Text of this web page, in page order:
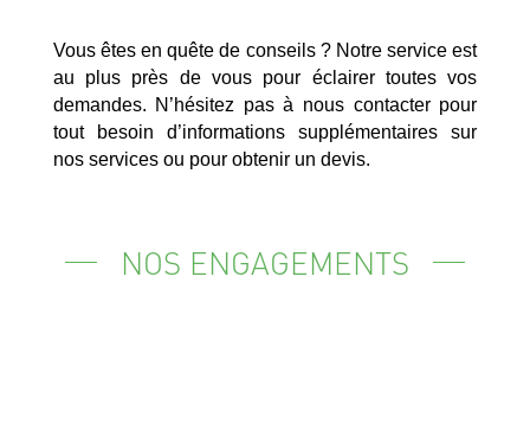
Vous êtes en quête de conseils ? Notre service est
au plus près de vous pour éclairer toutes vos
demandes. N’hésitez pas à nous contacter pour
tout besoin d’informations supplémentaires sur
nos services ou pour obtenir un devis.
NOS ENGAGEMENTS